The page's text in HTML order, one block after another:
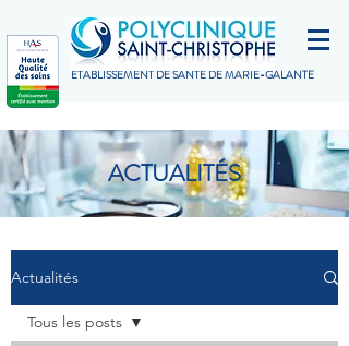
ETABLISSEMENT DE SANTÉ DE MARIE-GALANTE
ACTUALITÉS
Actualités
Tous les posts